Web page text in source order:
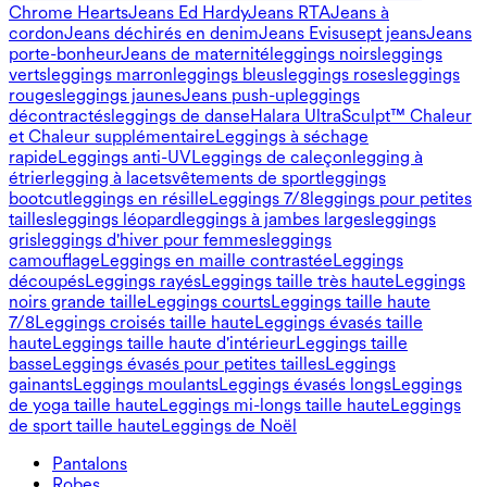
Chrome HeartsJeans Ed HardyJeans RTAJeans à
cordonJeans déchirés en denimJeans Evisusept jeansJeans
porte-bonheurJeans de maternitéleggings noirsleggings
vertsleggings marronleggings bleusleggings rosesleggings
rougesleggings jaunesJeans push-upleggings
décontractésleggings de danseHalara UltraSculpt™ Chaleur
et Chaleur supplémentaireLeggings à séchage
rapideLeggings anti-UVLeggings de caleçonlegging à
étrierlegging à lacetsvêtements de sportleggings
bootcutleggings en résilleLeggings 7/8leggings pour petites
taillesleggings léopardleggings à jambes largesleggings
grisleggings d'hiver pour femmesleggings
camouflageLeggings en maille contrastéeLeggings
découpésLeggings rayésLeggings taille très hauteLeggings
noirs grande tailleLeggings courtsLeggings taille haute
7/8Leggings croisés taille hauteLeggings évasés taille
hauteLeggings taille haute d'intérieurLeggings taille
basseLeggings évasés pour petites taillesLeggings
gainantsLeggings moulantsLeggings évasés longsLeggings
de yoga taille hauteLeggings mi-longs taille hauteLeggings
de sport taille hauteLeggings de Noël
Pantalons
Pantalons